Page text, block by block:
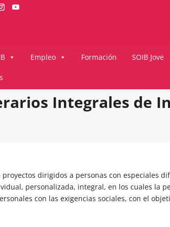
Empleo Formación SOIB Jove
Integrales de
proyectos dirigidos a personas con especiales
personalizada, integral, en los cuales la
con las exigencias sociales, con el